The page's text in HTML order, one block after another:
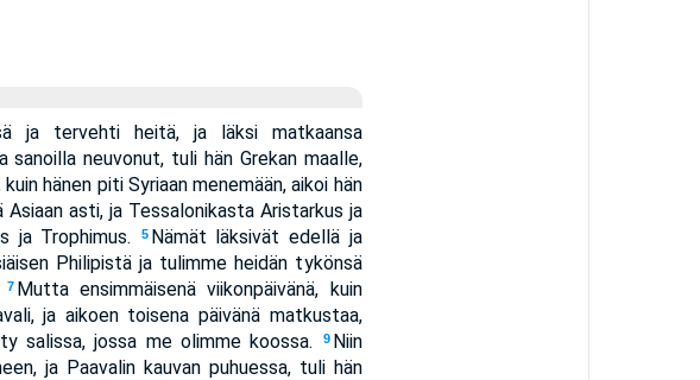
ja tervehti heitä, ja läksi matkaansa
neuvonut, tuli hän Grekan maalle,
hänen piti Syriaan menemään, aikoi hän
asti, ja Tessalonikasta Aristarkus ja
ja Trophimus.
5 Nämät läksivät edellä ja
Philipistä ja tulimme heidän tykönsä
7 Mutta ensimmäisenä viikonpäivänä, kuin
ja aikoen toisena päivänä matkustaa,
salissa, jossa me olimme koossa. 9 Niin
ja Paavalin kauvan puhuessa, tuli hän